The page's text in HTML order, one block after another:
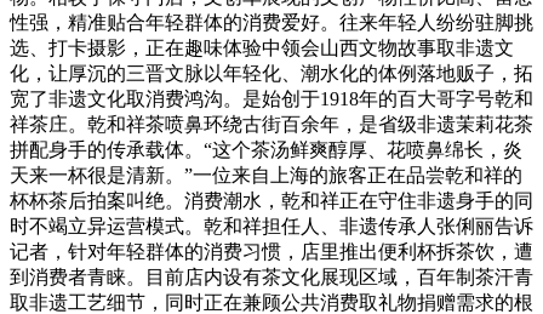
性强，精准贴合年轻群体的消费爱好。往来年轻人纷纷驻脚挑
选、打卡摄影，正在趣味体验中领会山西文物故事取非遗文
化，让厚沉的三晋文脉以年轻化、潮水化的体例落地贩子，拓
宽了非遗文化取消费鸿沟。是始创于1918年的百大哥字号乾和
祥茶庄。乾和祥茶喷鼻环绕古街百余年，是省级非遗茉莉花茶
拼配身手的传承载体。“这个茶汤鲜爽醇厚、花喷鼻绵长，炎
天来一杯很是清新。”一位来自上海的旅客正在品尝乾和祥的
杯杯茶后拍案叫绝。消费潮水，乾和祥正在守住非遗身手的同
时不竭立异运营模式。乾和祥担任人、非遗传承人张俐丽告诉
记者，针对年轻群体的消费习惯，店里推出便利杯拆茶饮，遭
到消费者青睐。目前店内设有茶文化展现区域，百年制茶汗青
取非遗工艺细节，同时正在兼顾公共消费取礼物捐赠需求的根